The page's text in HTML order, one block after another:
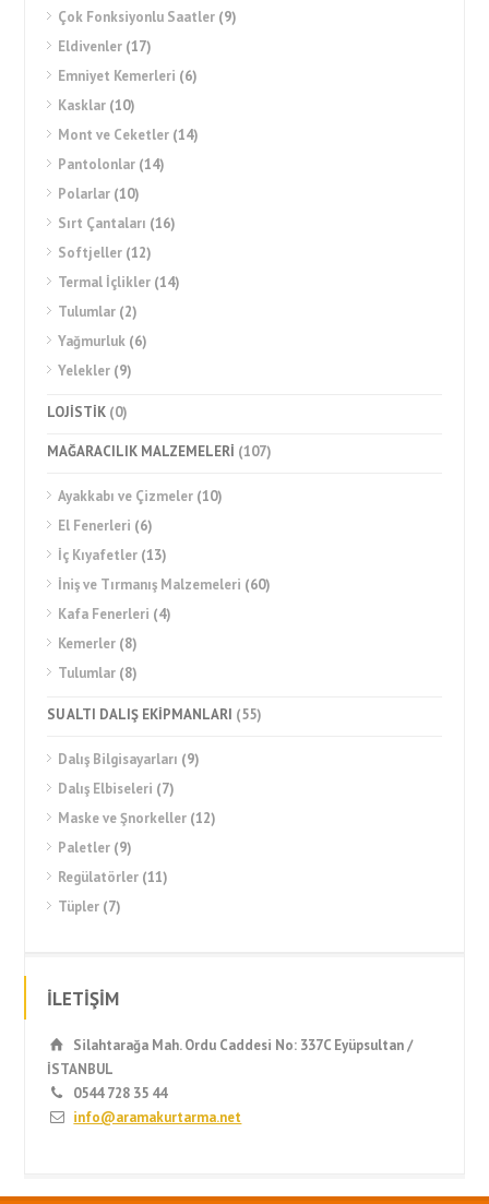
Çok Fonksiyonlu Saatler (9)
Eldivenler (17)
Emniyet Kemerleri (6)
Kasklar (10)
Mont ve Ceketler (14)
Pantolonlar (14)
Polarlar (10)
Sırt Çantaları (16)
Softjeller (12)
Termal İçlikler (14)
Tulumlar (2)
Yağmurluk (6)
Yelekler (9)
LOJİSTİK (0)
MAĞARACILIK MALZEMELERİ (107)
Ayakkabı ve Çizmeler (10)
El Fenerleri (6)
İç Kıyafetler (13)
İniş ve Tırmanış Malzemeleri (60)
Kafa Fenerleri (4)
Kemerler (8)
Tulumlar (8)
SU ALTI DALIŞ EKİPMANLARI (55)
Dalış Bilgisayarları (9)
Dalış Elbiseleri (7)
Maske ve Şnorkeller (12)
Paletler (9)
Regülatörler (11)
Tüpler (7)
İLETİŞİM
Silahtarağa Mah. Ordu Caddesi No: 337C Eyüpsultan /
İSTANBUL
0544 728 35 44
info@aramakurtarma.net